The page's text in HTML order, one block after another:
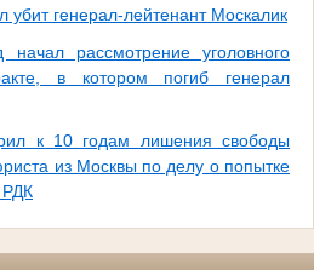
убит генерал-лейтенант Москалик
начал рассмотрение уголовного
в котором погиб генерал
к 10 годам лишения свободы
из Москвы по делу о попытке
РДК